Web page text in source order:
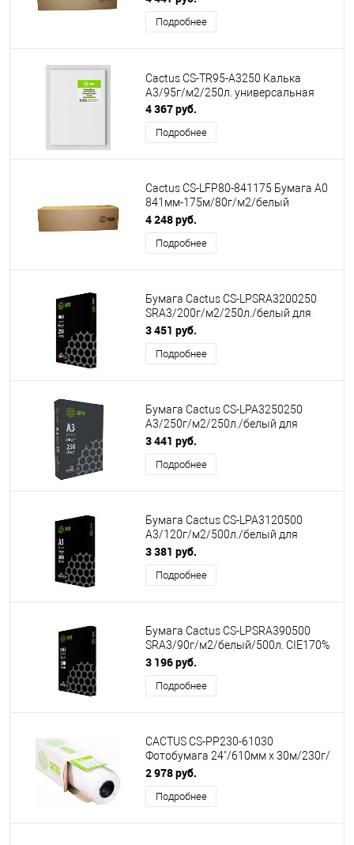
кв.м
Подробнее
Cactus CS-TR95-A3250 Калька
A3/95г/м2/250л. универсальная
4 367 руб.
Подробнее
Cactus CS-LFP80-841175 Бумага A0
841мм-175м/80г/м2/белый
CIE171% инженерная бумага
втулка:76.2мм (3")
4 248 руб.
Подробнее
Бумага Cactus CS-LPSRA3200250
SRA3/200г/м2/250л./белый для
лазерной печати
3 451 руб.
Подробнее
Бумага Cactus CS-LPA3250250
A3/250г/м2/250л./белый для
лазерной печати
3 441 руб.
Подробнее
Бумага Cactus CS-LPA3120500
A3/120г/м2/500л./белый для
лазерной печати
3 381 руб.
Подробнее
Бумага Cactus CS-LPSRA390500
SRA3/90г/м2/белый/500л. CIE170%
для лазерной печати
3 196 руб.
Подробнее
CACTUS CS-PP230-61030
Фотобумага 24"/610мм x 30м/230г/
м2/рул. с покрытием (втулка 2")
2 978 руб.
Подробнее